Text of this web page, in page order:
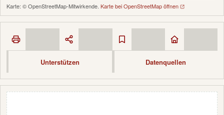
Karte: © OpenStreetMap-Mitwirkende. Karte bei OpenStreetMap öffnen
Unterstützen Datenquellen